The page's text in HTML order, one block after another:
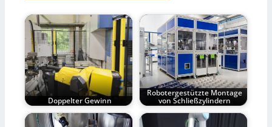
Doppelter Gewinn
Robotergestützte Montage
von Schließzylindern